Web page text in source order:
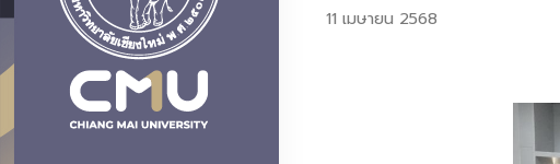
11 เมษายน 2568